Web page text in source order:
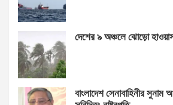
দেশের ৯ অঞ্চলে ঝোড়ো
বাংলাদেশ সেনাবাহিনীর সুনাম